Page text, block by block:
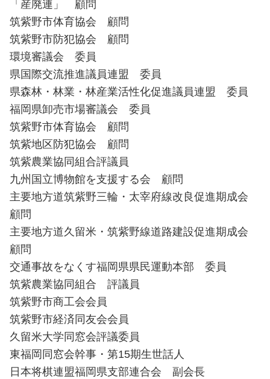
「産廃連」 顧問
筑紫野市体育協会 顧問
筑紫野市防犯協会 顧問
環境審議会 委員
県国際交流推進議員連盟 委員
県森林・林業・林産業活性化促進議員連盟 委員
福岡県卸売市場審議会 委員
筑紫野市体育協会 顧問
筑紫地区防犯協会 顧問
筑紫農業協同組合評議員
九州国立博物館を支援する会 顧問
主要地方道筑紫野三輪・太宰府線改良促進期成会
顧問
主要地方道久留米・筑紫野線道路建設促進期成会
顧問
交通事故をなくす福岡県県民運動本部 委員
筑紫農業協同組合 評議員
筑紫野市商工会会員
筑紫野市経済同友会会員
久留米大学同窓会評議委員
東福岡同窓会幹事・第15期生世話人
日本将棋連盟福岡県支部連合会 副会長